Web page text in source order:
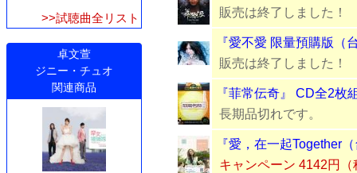
>>試聴曲全リスト
卓文萱
ジニー・チュオ
関連商品
販売は終了しました！
『愛不愛 限量預購版（
販売は終了しました！
『菲常伝奇』 CD全2枚
長期品切れです。
『愛，在一起Together
キャンペーン 4142円（